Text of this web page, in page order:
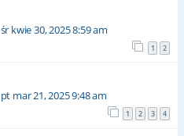
śr kwie 30, 2025 8:59 am
1 2
pt mar 21, 2025 9:48 am
1 2 3 4